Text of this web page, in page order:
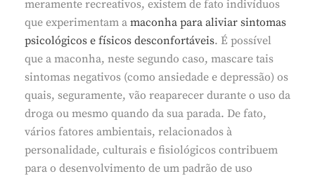
meramente recreativos, existem de fato indivíduos
que experimentam a maconha para aliviar sintomas
psicológicos e físicos desconfortáveis. É possível
que a maconha, neste segundo caso, mascare tais
sintomas negativos (como ansiedade e depressão) os
quais, seguramente, vão reaparecer durante o uso da
droga ou mesmo quando da sua parada. De fato,
vários fatores ambientais, relacionados à
personalidade, culturais e fisiológicos contribuem
para o desenvolvimento de um padrão de uso